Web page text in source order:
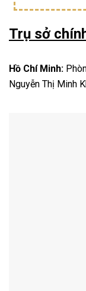
Trụ sở
Hồ Chí Minh:
Nguyễn Thị Minh